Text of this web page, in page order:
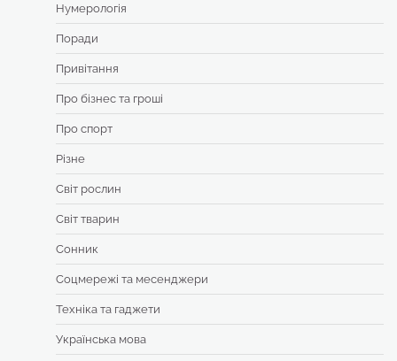
Нумерологія
Поради
Привітання
Про бізнес та гроші
Про спорт
Різне
Світ рослин
Світ тварин
Сонник
Соцмережі та месенджери
Техніка та гаджети
Українська мова